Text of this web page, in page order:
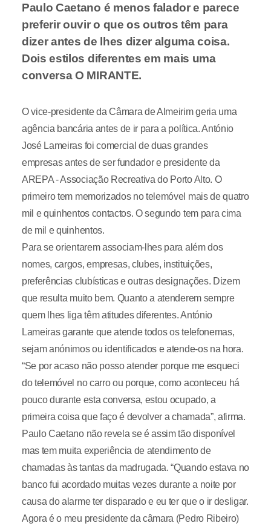
Paulo Caetano é menos falador e parece
preferir ouvir o que os outros têm para
dizer antes de lhes dizer alguma coisa.
Dois estilos diferentes em mais uma
conversa O MIRANTE.
O vice-presidente da Câmara de Almeirim geria uma
agência bancária antes de ir para a política. António
José Lameiras foi comercial de duas grandes
empresas antes de ser fundador e presidente da
AREPA - Associação Recreativa do Porto Alto. O
primeiro tem memorizados no telemóvel mais de quatro
mil e quinhentos contactos. O segundo tem para cima
de mil e quinhentos.
Para se orientarem associam-lhes para além dos
nomes, cargos, empresas, clubes, instituições,
preferências clubísticas e outras designações. Dizem
que resulta muito bem. Quanto a atenderem sempre
quem lhes liga têm atitudes diferentes. António
Lameiras garante que atende todos os telefonemas,
sejam anónimos ou identificados e atende-os na hora.
“Se por acaso não posso atender porque me esqueci
do telemóvel no carro ou porque, como aconteceu há
pouco durante esta conversa, estou ocupado, a
primeira coisa que faço é devolver a chamada”, afirma.
Paulo Caetano não revela se é assim tão disponível
mas tem muita experiência de atendimento de
chamadas às tantas da madrugada. “Quando estava no
banco fui acordado muitas vezes durante a noite por
causa do alarme ter disparado e eu ter que o ir desligar.
Agora é o meu presidente da câmara (Pedro Ribeiro)